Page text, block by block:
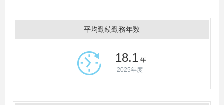
平均勤続勤務年数
18.1 年
2025年度